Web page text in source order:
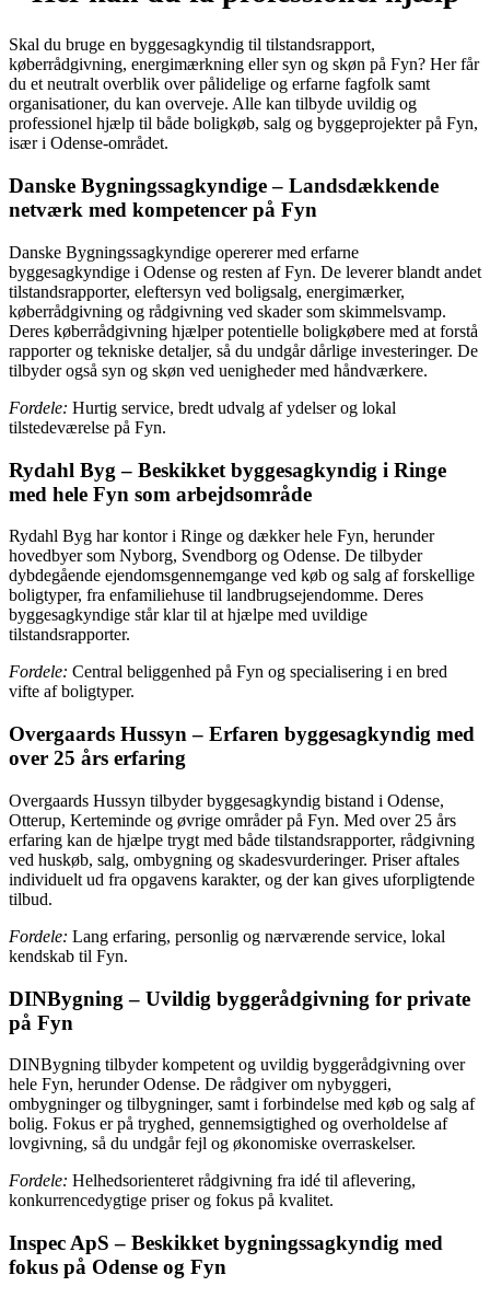
Skal du bruge en byggesagkyndig til tilstandsrapport,
køberrådgivning, energimærkning eller syn og skøn på Fyn? Her får
du et neutralt overblik over pålidelige og erfarne fagfolk samt
organisationer, du kan overveje. Alle kan tilbyde uvildig og
professionel hjælp til både boligkøb, salg og byggeprojekter på Fyn,
især i Odense-området.
Danske Bygningssagkyndige – Landsdækkende
netværk med kompetencer på Fyn
Danske Bygningssagkyndige opererer med erfarne
byggesagkyndige i Odense og resten af Fyn. De leverer blandt andet
tilstandsrapporter, eleftersyn ved boligsalg, energimærker,
køberrådgivning og rådgivning ved skader som skimmelsvamp.
Deres køberrådgivning hjælper potentielle boligkøbere med at forstå
rapporter og tekniske detaljer, så du undgår dårlige investeringer. De
tilbyder også syn og skøn ved uenigheder med håndværkere.
Fordele: Hurtig service, bredt udvalg af ydelser og lokal
tilstedeværelse på Fyn.
Rydahl Byg – Beskikket byggesagkyndig i Ringe
med hele Fyn som arbejdsområde
Rydahl Byg har kontor i Ringe og dækker hele Fyn, herunder
hovedbyer som Nyborg, Svendborg og Odense. De tilbyder
dybdegående ejendomsgennemgange ved køb og salg af forskellige
boligtyper, fra enfamiliehuse til landbrugsejendomme. Deres
byggesagkyndige står klar til at hjælpe med uvildige
tilstandsrapporter.
Fordele: Central beliggenhed på Fyn og specialisering i en bred
vifte af boligtyper.
Overgaards Hussyn – Erfaren byggesagkyndig med
over 25 års erfaring
Overgaards Hussyn tilbyder byggesagkyndig bistand i Odense,
Otterup, Kerteminde og øvrige områder på Fyn. Med over 25 års
erfaring kan de hjælpe trygt med både tilstandsrapporter, rådgivning
ved huskøb, salg, ombygning og skadesvurderinger. Priser aftales
individuelt ud fra opgavens karakter, og der kan gives uforpligtende
tilbud.
Fordele: Lang erfaring, personlig og nærværende service, lokal
kendskab til Fyn.
DINBygning – Uvildig byggerådgivning for private
på Fyn
DINBygning tilbyder kompetent og uvildig byggerådgivning over
hele Fyn, herunder Odense. De rådgiver om nybyggeri,
ombygninger og tilbygninger, samt i forbindelse med køb og salg af
bolig. Fokus er på tryghed, gennemsigtighed og overholdelse af
lovgivning, så du undgår fejl og økonomiske overraskelser.
Fordele: Helhedsorienteret rådgivning fra idé til aflevering,
konkurrencedygtige priser og fokus på kvalitet.
Inspec ApS – Beskikket bygningssagkyndig med
fokus på Odense og Fyn